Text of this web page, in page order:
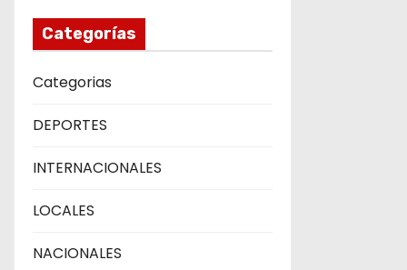
Categorías
Categorias
DEPORTES
INTERNACIONALES
LOCALES
NACIONALES